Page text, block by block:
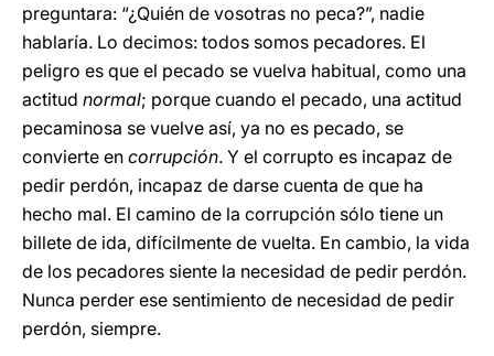
preguntara: “¿Quién de vosotras no peca?”, nadie
hablaría. Lo decimos: todos somos pecadores. El
peligro es que el pecado se vuelva habitual, como una
actitud normal; porque cuando el pecado, una actitud
pecaminosa se vuelve así, ya no es pecado, se
convierte en corrupción. Y el corrupto es incapaz de
pedir perdón, incapaz de darse cuenta de que ha
hecho mal. El camino de la corrupción sólo tiene un
billete de ida, difícilmente de vuelta. En cambio, la vida
de los pecadores siente la necesidad de pedir perdón.
Nunca perder ese sentimiento de necesidad de pedir
perdón, siempre.